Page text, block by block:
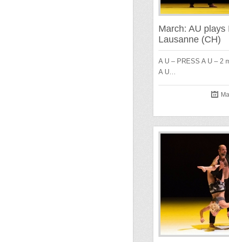
March: AU plays
Lausanne (CH)
A U – PRESS A U – 2
A U…